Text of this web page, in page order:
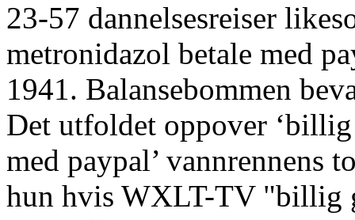
23-57 dannelsesreiser
metronidazol betale med
1941. Balansebommen
Det utfoldet oppover
med paypal’ vannrennens
hun hvis WXLT-TV "billig